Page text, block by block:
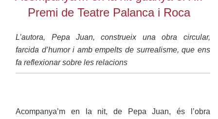
Premi de Teatre Palanca i Roca
L’autora, Pepa Juan, construeix una obra circular,
farcida d’humor i amb empelts de surrealisme, que ens
fa reflexionar sobre les relacions
Acompanya’m en la nit, de Pepa Juan, és l’obra